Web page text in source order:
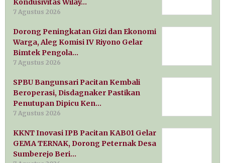
Kondusivitas Wilay…
7 Agustus 2026
Dorong Peningkatan Gizi dan Ekonomi
Warga, Aleg Komisi IV Riyono Gelar
Bimtek Pengola…
7 Agustus 2026
SPBU Bangunsari Pacitan Kembali
Beroperasi, Disdagnaker Pastikan
Penutupan Dipicu Ken…
7 Agustus 2026
KKNT Inovasi IPB Pacitan KAB01 Gelar
GEMA TERNAK, Dorong Peternak Desa
Sumberejo Beri…